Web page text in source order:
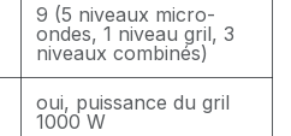
9 (5 niveaux micro-
ondes, 1 niveau gril, 3
niveaux combinés)
oui, puissance du gril
1000 W